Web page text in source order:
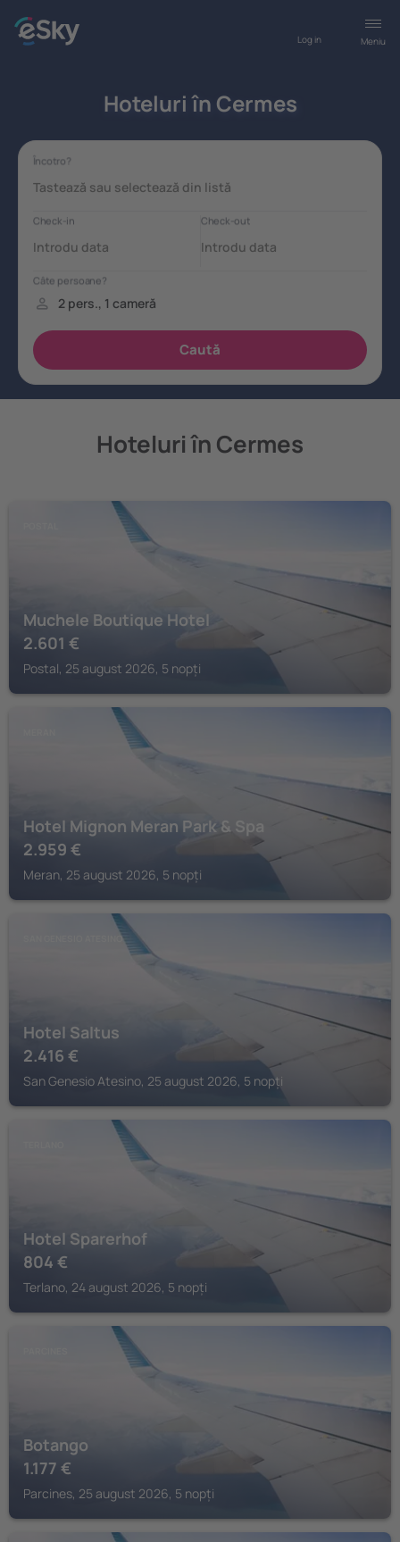
Meniu
Log in
Hoteluri în Cermes
Hoteluri în Cermes
Muchele Boutique Hotel
2.601 €
Postal, 25 august 2026, 5 nopți
Hotel Mignon Meran Park & Spa
2.959 €
Meran, 25 august 2026, 5 nopți
SAN GENESIO ATESINO
Hotel Saltus
2.416 €
San Genesio Atesino, 25 august 2026, 5 nopți
Hotel Sparerhof
804 €
Terlano, 24 august 2026, 5 nopți
Botango
1.177 €
Parcines, 25 august 2026, 5 nopți